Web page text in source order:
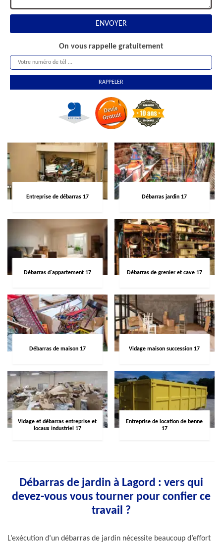
On vous rappelle gratuitement
Entreprise de débarras 17 Débarras jardin 17
Débarras d'appartement 17 Débarras de grenier et cave 17
Débarras de maison 17 Vidage maison succession 17
Vidage et débarras entreprise et
locaux industriel 17
Entreprise de location de benne
17
Débarras de jardin à Lagord : vers qui
devez-vous vous tourner pour confier ce
travail ?
L’exécution d’un débarras de jardin nécessite beaucoup d’effort